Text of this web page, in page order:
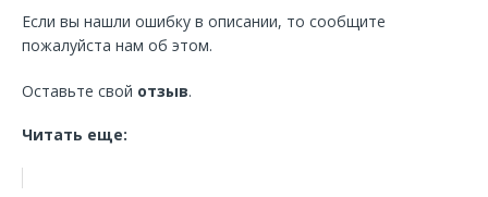
Если вы нашли ошибку в описании, то сообщите
пожалуйста нам об этом.
Оставьте свой отзыв.
Читать еще: